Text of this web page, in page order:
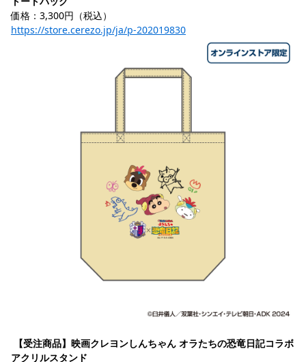
価格：3,300円（税込）
https://store.cerezo.jp/ja/p-202019830
【受注商品】映画クレヨンしんちゃん オラたちの恐竜日記コラボ
アクリルスタンド